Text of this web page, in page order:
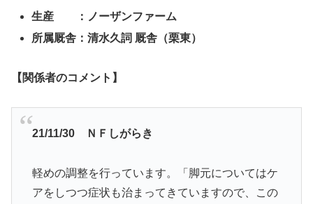
生産 ：ノーザンファーム
所属厩舎 ：清水久詞 厩舎（栗東）
【関係者のコメント】
21/11/30 ＮＦしがらき
軽めの調整を行っています。「脚元についてはケ
アをしつつ症状も治まってきていますので、この